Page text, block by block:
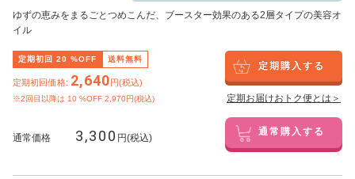
ゆずの恵みをまるごとつめこんだ、ブースター効果のある2層タイプの美容オ
イル
定期初回 20 %OFF 送料無料
定期初回価格: 2,640円(税込)
※2回目以降は 10 %OFF 2,970円(税込)
定期購入する
定期お届けおトク便とは＞
通常価格 3,300 円(税込) 通常購入する